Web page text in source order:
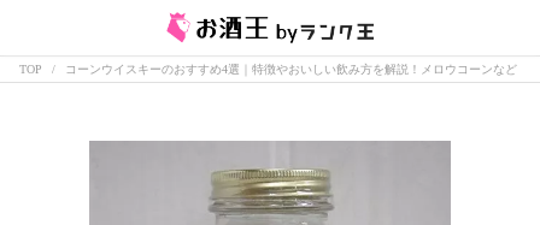
TOP コーンウイスキーのおすすめ4選｜特徴やおいしい飲み方を解説！メロウコーンなど